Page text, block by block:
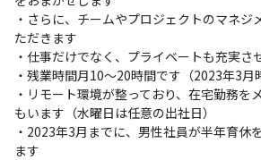
・さらに、チームやプロジェクトのマネジ
ただきます
・仕事だけでなく、プライベートも充実さ
・残業時間月10～20時間です（2023年3月
・リモート環境が整っており、在宅勤務を
もいます（水曜日は任意の出社日）
・2023年3月までに、男性社員が半年育休
ます